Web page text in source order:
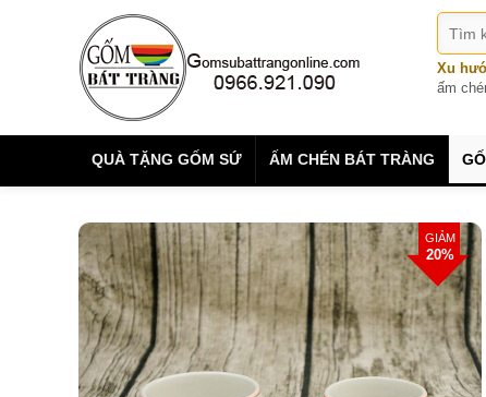
Xu
ấm
QUÀ TẶNG GỐM SỨ ẤM CHÉN BÁT TRÀNG
GIẢM
20%